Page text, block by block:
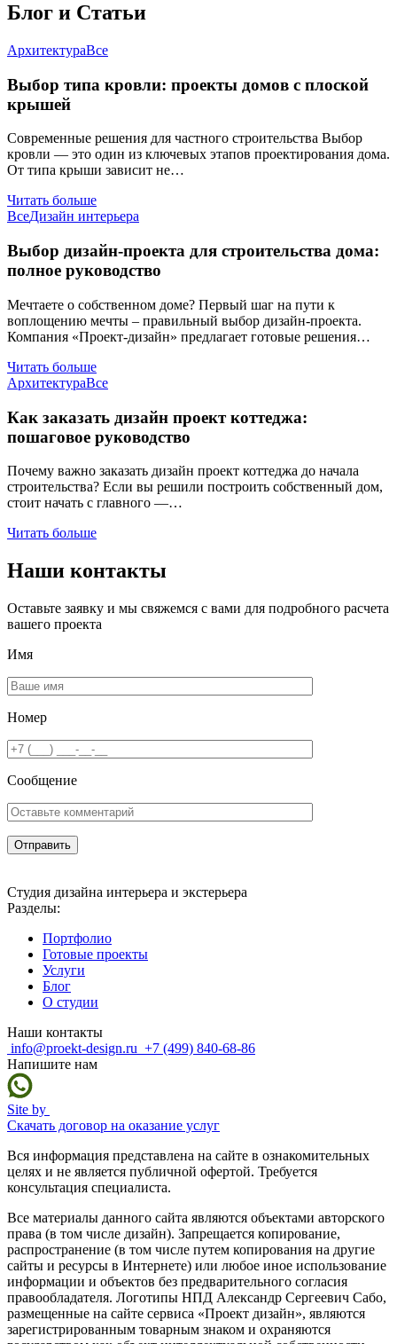
Блог и Статьи
АрхитектураВсе
Выбор типа кровли: проекты домов с плоской
крышей
Современные решения для частного строительства Выбор
кровли — это один из ключевых этапов проектирования дома.
От типа крыши зависит не…
Читать больше
ВсеДизайн интерьера
Выбор дизайн-проекта для строительства дома:
полное руководство
Мечтаете о собственном доме? Первый шаг на пути к
воплощению мечты – правильный выбор дизайн-проекта.
Компания «Проект-дизайн» предлагает готовые решения…
Читать больше
АрхитектураВсе
Как заказать дизайн проект коттеджа:
пошаговое руководство
Почему важно заказать дизайн проект коттеджа до начала
строительства? Если вы решили построить собственный дом,
стоит начать с главного —…
Читать больше
Наши контакты
Оставьте заявку и мы свяжемся с вами для подробного расчета
вашего проекта
Имя
Номер
Сообщение
Студия дизайна интерьера и экстерьера
Разделы:
Портфолио
Готовые проекты
Услуги
Блог
О студии
Наши контакты
info@proekt-design.ru +7 (499) 840-68-86
Напишите нам
Site by
Скачать договор на оказание услуг
Вся информация представлена на сайте в ознакомительных
целях и не является публичной офертой. Требуется
консультация специалиста.
Все материалы данного сайта являются объектами авторского
права (в том числе дизайн). Запрещается копирование,
распространение (в том числе путем копирования на другие
сайты и ресурсы в Интернете) или любое иное использование
информации и объектов без предварительного согласия
правообладателя. Логотипы НПД Александр Сергеевич Сабо,
размещенные на сайте сервиса «Проект дизайн», являются
зарегистрированным товарным знаком и охраняются